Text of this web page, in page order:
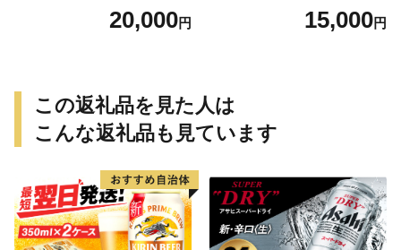
≪みやこんじょ特急便≫_AC
20,000円
特急便≫_MJ-077115,000円
この返礼品を見た人は
こんな返礼品も見ています